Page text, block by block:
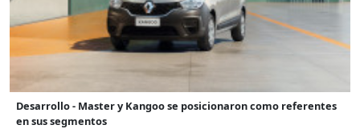
Desarrollo - Master y Kangoo se posicionaron como referentes
en sus segmentos